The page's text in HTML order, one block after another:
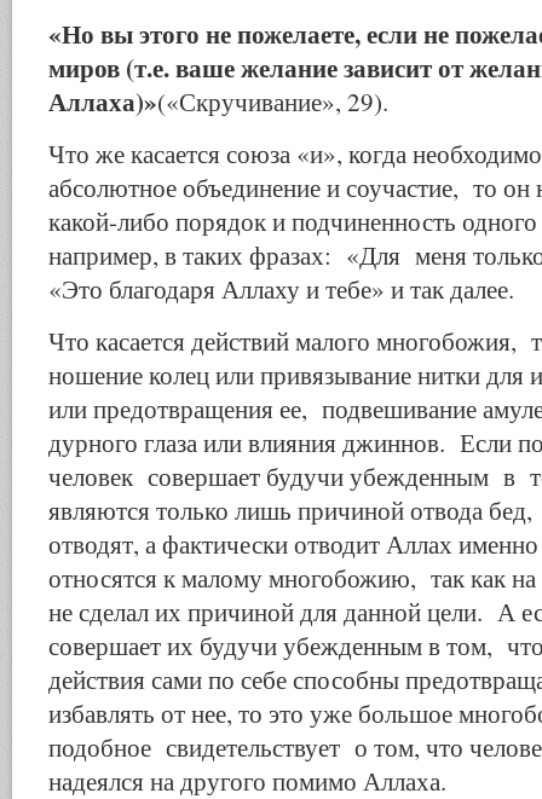
«Но вы этого не пожелаете, если не
миров (т.е. ваше желание зависит от
Аллаха)»(«Скручивание», 29).
Что же касается союза «и», когда
абсолютное объединение и соучастие, то он
какой-либо порядок и подчиненность
например, в таких фразах: «Для меня
«Это благодаря Ал­лаху и тебе» и так далее.
Что касается действий малого многобожия,
ношение колец или привязывание нитки
или предотвращения ее, подвешивание
дурного глаза или влияния джиннов. Если
человек совершает будучи убежденным в
являются только лишь причиной отвода
отводят, а фактически отводит Аллах
относятся к малому многобожию, так как
не сделал их причиной для данной цели. А
совершает их будучи убежденным в том,
действия сами по себе способны
избавлять от нее, то это уже большое
подобное свидетельствует о том, что
надеялся на другого помимо Аллаха.